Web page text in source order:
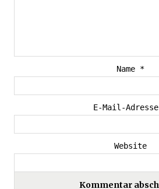
Name *
E-Mail-Adresse
Website